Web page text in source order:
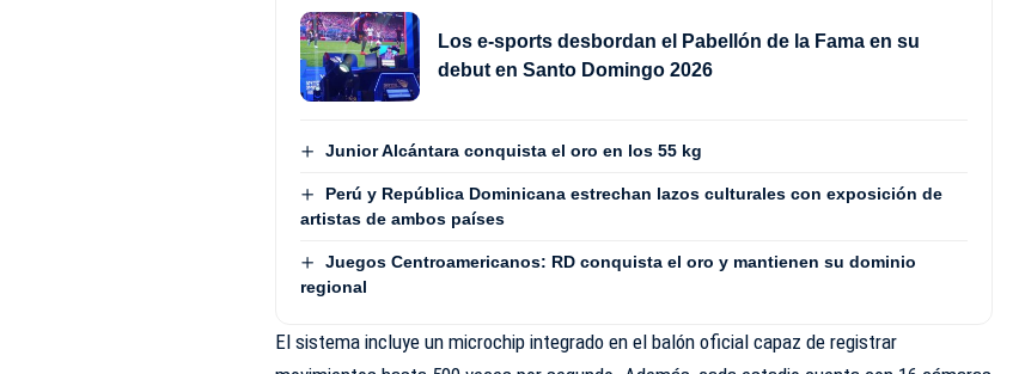
Los e-sports desbordan el Pabellón de la Fama en su
debut en Santo Domingo 2026
Junior Alcántara conquista el oro en los 55 kg
Perú y República Dominicana estrechan lazos culturales con exposición de
artistas de ambos países
Juegos Centroamericanos: RD conquista el oro y mantienen su dominio
regional
El sistema incluye un microchip integrado en el balón oficial capaz de registrar